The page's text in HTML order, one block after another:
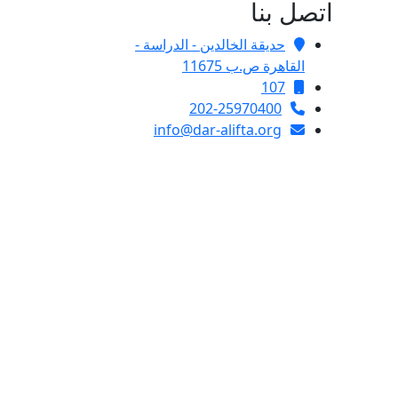
اتصل بنا
حديقة الخالدين - الدراسة -
القاهرة ص.ب 11675
107
202-25970400
info@dar-alifta.org